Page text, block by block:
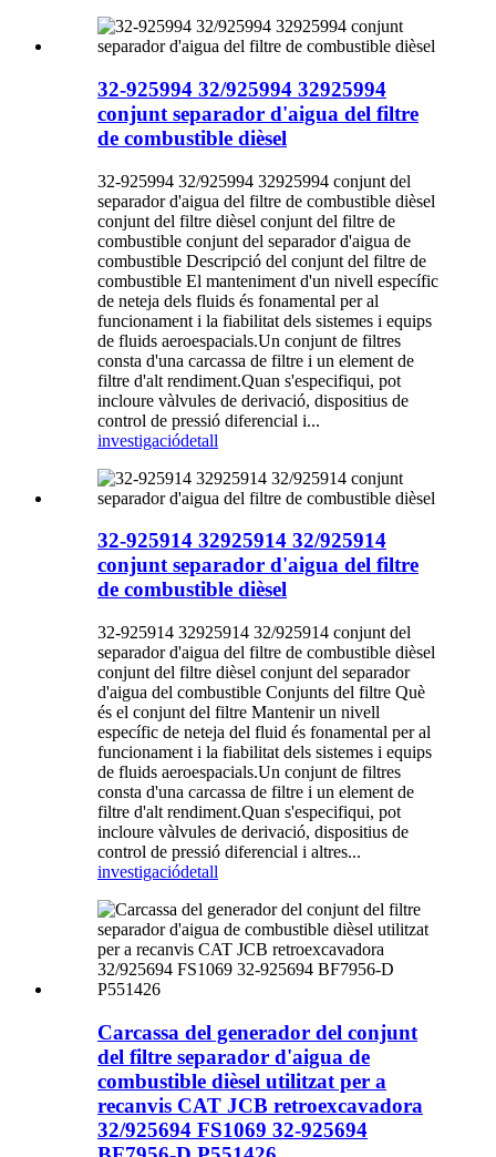
32-925994 32/925994 32925994
conjunt separador d'aigua del filtre
de combustible dièsel
32-925994 32/925994 32925994 conjunt del
separador d'aigua del filtre de combustible dièsel
conjunt del filtre dièsel conjunt del filtre de
combustible conjunt del separador d'aigua de
combustible Descripció del conjunt del filtre de
combustible El manteniment d'un nivell específic
de neteja dels fluids és fonamental per al
funcionament i la fiabilitat dels sistemes i equips
de fluids aeroespacials.Un conjunt de filtres
consta d'una carcassa de filtre i un element de
filtre d'alt rendiment.Quan s'especifiqui, pot
incloure vàlvules de derivació, dispositius de
control de pressió diferencial i...
investigaciódetall
32-925914 32925914 32/925914
conjunt separador d'aigua del filtre
de combustible dièsel
32-925914 32925914 32/925914 conjunt del
separador d'aigua del filtre de combustible dièsel
conjunt del filtre dièsel conjunt del separador
d'aigua del combustible Conjunts del filtre Què
és el conjunt del filtre Mantenir un nivell
específic de neteja del fluid és fonamental per al
funcionament i la fiabilitat dels sistemes i equips
de fluids aeroespacials.Un conjunt de filtres
consta d'una carcassa de filtre i un element de
filtre d'alt rendiment.Quan s'especifiqui, pot
incloure vàlvules de derivació, dispositius de
control de pressió diferencial i altres...
investigaciódetall
Carcassa del generador del conjunt
del filtre separador d'aigua de
combustible dièsel utilitzat per a
recanvis CAT JCB retroexcavadora
32/925694 FS1069 32-925694